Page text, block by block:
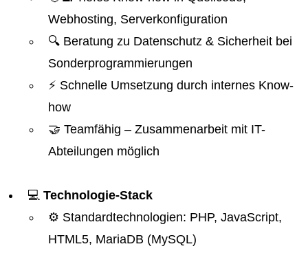
Webhosting, Serverkonfiguration
🔍 Beratung zu Datenschutz & Sicherheit bei
Sonderprogrammierungen
⚡ Schnelle Umsetzung durch internes Know-
how
🤝 Teamfähig – Zusammenarbeit mit IT-
Abteilungen möglich
💻 Technologie-Stack
⚙️ Standardtechnologien: PHP, JavaScript,
HTML5, MariaDB (MySQL)